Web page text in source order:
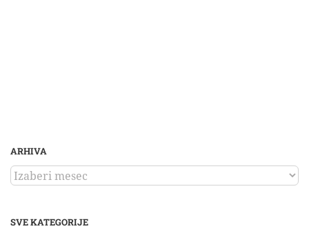
ARHIVA
ARHIVA
SVE KATEGORIJE